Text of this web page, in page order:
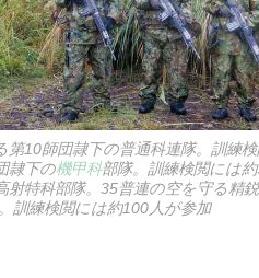
10師団隷下の普通科連隊。訓練
隷下の機甲科部隊。訓練検閲には
射特科部隊。35普連の空を守る精
訓練検閲には約100人が参加